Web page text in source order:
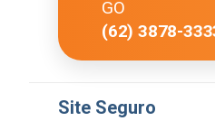
GO
(62) 3878-
Site Seguro